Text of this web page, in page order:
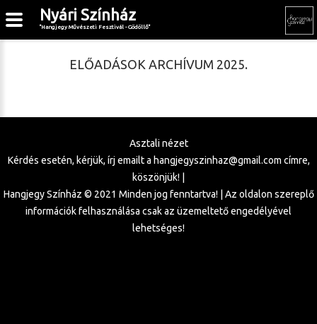
ELŐADÁSOK ARCHÍVUM 2025.
Asztali nézet
Kérdés esetén, kérjük, írj emailt a hangjegyszinhaz@gmail.com címre,
köszönjük! |
Hangjegy Színház © 2021 Minden jog fenntartva! | Az oldalon szereplő
információk felhasználása csak az üzemeltető engedélyével
lehetséges!
Nyári Színház
"Hangjegy Művészeti Fesztivál - Gödöllő"